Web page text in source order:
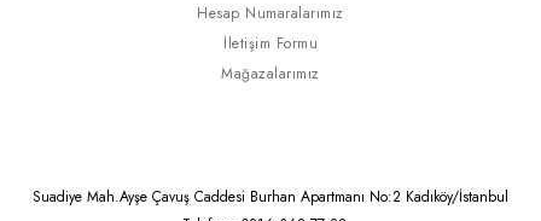
Hesap Numaralarımız
İletişim Formu
Mağazalarımız
Suadiye Mah.Ayşe Çavuş Caddesi Burhan Apartmanı No:2 Kadıköy/İstanbul